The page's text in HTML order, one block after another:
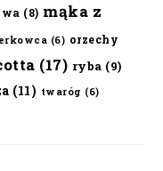
(8) mąka z
(6) orzechy
(17) ryba (9)
(11) twaróg (6)